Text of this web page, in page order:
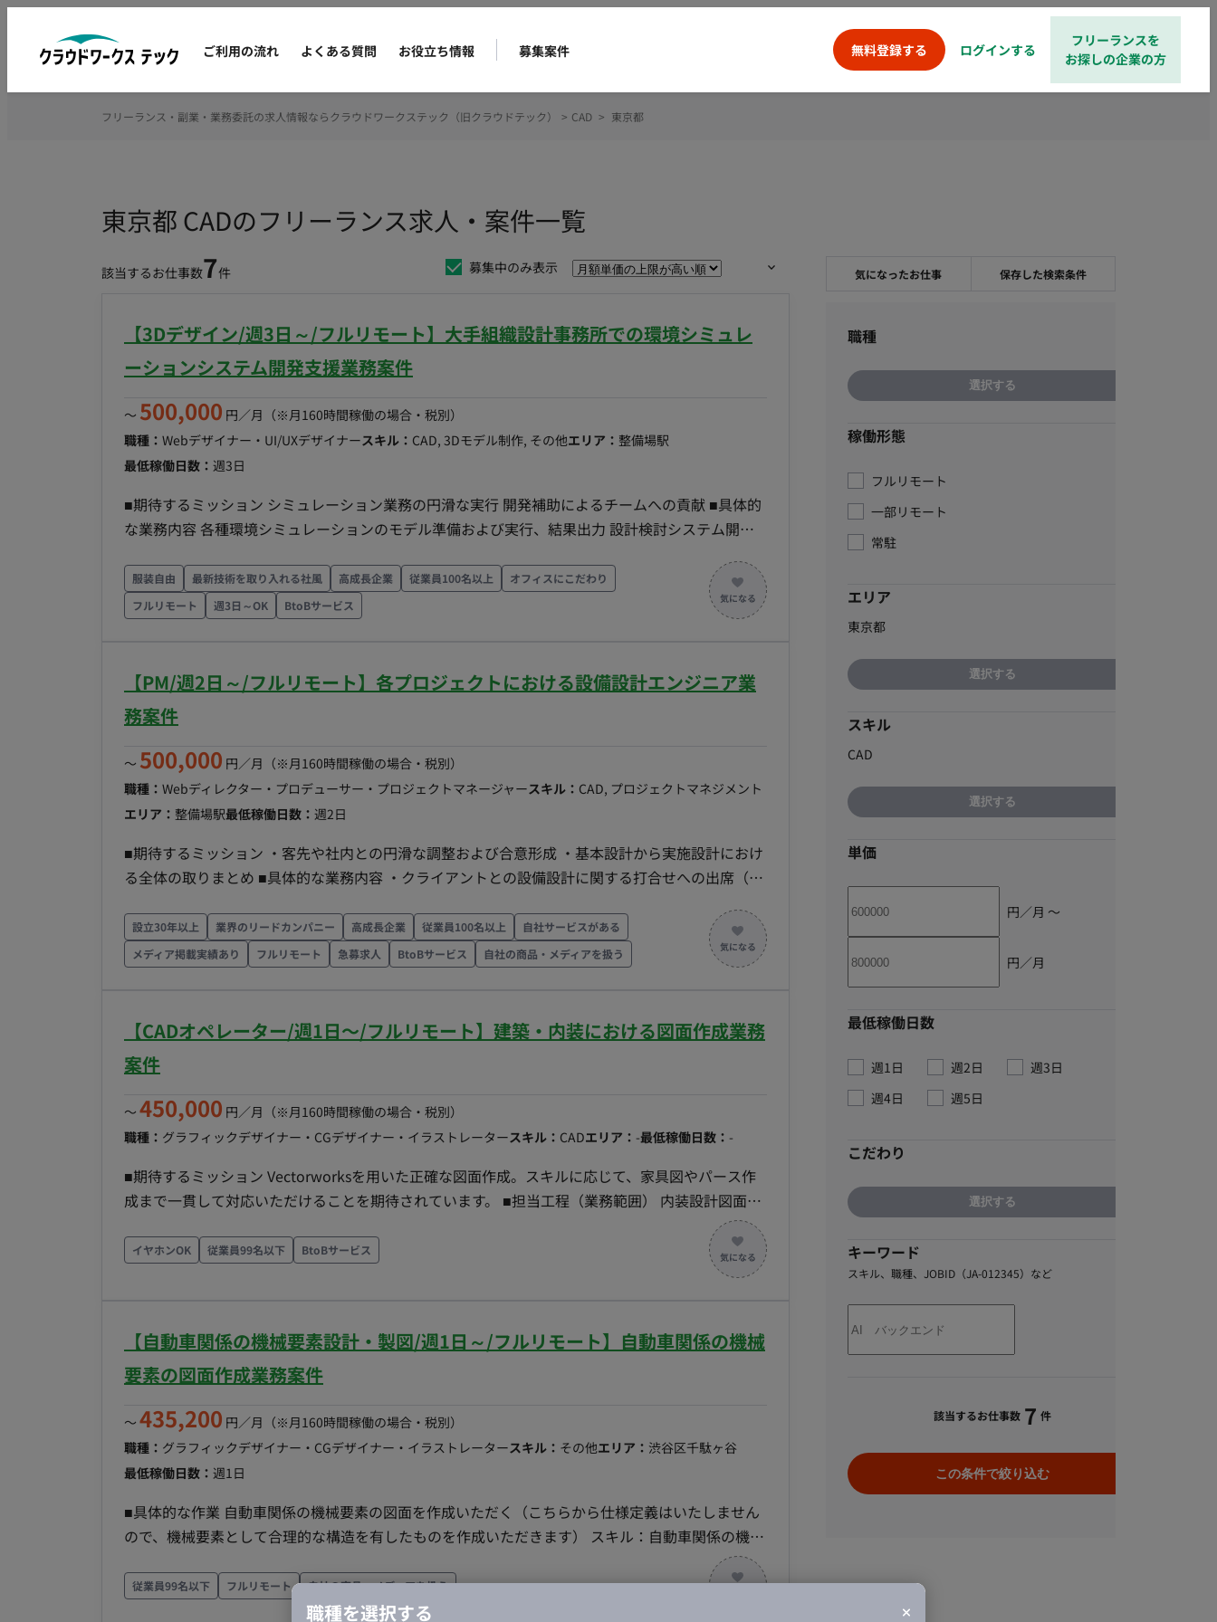
ご利用の流れ よくある質問 お役立ち情報 募集案件 無料登録する ログインする
フリーランスを
お探しの企業の方
東京都 CADのフリーランス求人・案件一覧
該当するお仕事数7件 募集中のみ表示
【3Dデザイン/週3日～/フルリモート】大手組織設計事務所での環境シミュレ
ーションシステム開発支援業務案件
〜 500,000 円／月 （※月160時間稼働の場合・税別）
職種： Webデザイナー・UI/UXデザイナースキル： CAD, 3Dモデル制作, その他エリア： 整備場駅
最低稼働日数： 週3日
■期待するミッション シミュレーション業務の円滑な実行 開発補助によるチームへの貢献 ■具体的
な業務内容 各種環境シミュレーションのモデル準備および実行、結果出力 設計検討システム開発
服装自由 最新技術を取り入れる社風 高成長企業 従業員100名以上
オフィスにこだわり
フルリモート
週3日～OK BtoBサービス
【PM/週2日～/フルリモート】各プロジェクトにおける設備設計エンジニア業
務案件
〜 500,000 円／月 （※月160時間稼働の場合・税別）
職種： Webディレクター・プロデューサー・プロジェクトマネージャースキル： CAD, プロジェクトマネジメント
エリア： 整備場駅最低稼働日数： 週2日
■期待するミッション ・客先や社内との円滑な調整および合意形成 ・基本設計から実施設計におけ
る全体の取りまとめ ■具体的な業務内容 ・クライアントとの設備設計に関する打合せへの出席（対
面のチェック
設立30年以上 業界のリードカンパニー 高成長企業 従業員100名以上
自社サービスがある
メディア掲載実績あり
フルリモート 急募求人 BtoBサービス 自社の商品・メディアを扱う
【CADオペレーター/週1日〜/フルリモート】建築・内装における図面作成業務
案件
〜 450,000 円／月 （※月160時間稼働の場合・税別）
職種： グラフィックデザイナー・CGデザイナー・イラストレータースキル： CADエリア： -最低稼働日数： -
■期待するミッション Vectorworksを用いた正確な図面作成。スキルに応じて、家具図やパース作
成まで一貫して対応いただけることを期待されています。 ■担当工程（業務範囲） 内装設計図面の
基づいた図面作成ですが、チェックバックを受けての修正対応が中心となります。 ■チーム体制 自
の稼働開始を希望。 ■案件の魅力 柔軟な働き方： フルリモートでの稼働が可能。 スキルの発揮：
ホテルのスイートルームやオーダーメイドキッチンなど、意匠性の高い案件に携われます。 ■リモ
回より可能 ■働き方 時短やフレックス可否： 可（月40時間〜など、細かな時間設定が可能） 土
日・夜間稼働可否： 要相談 週4以下稼働可否： 可（週1〜2日相当の稼働から相談可能） ■金額 時
給単価 スキル・稼働量により調整
イヤホンOK 従業員99名以下 BtoBサービス
【自動車関係の機械要素設計・製図/週1日～/フルリモート】自動車関係の機械
要素の図面作成業務案件
〜 435,200 円／月 （※月160時間稼働の場合・税別）
職種： グラフィックデザイナー・CGデザイナー・イラストレータースキル： その他エリア： 渋谷区千駄ヶ谷
最低稼働日数： 週1日
■具体的な作業 自動車関係の機械要素の図面を作成いただく（こちらから仕様定義はいたしません
ので、機械要素として合理的な構造を有したものを作成いただきます） スキル：自動車関係の機械
要素設計・製図のご経験 ツール：CADソフトウェアの指定はいたしません。ご自身でご所有のもの
をご使用ください。 提出物：2DのCADデータ（DXFやSTL等を想定） ■本案件の魅力 国のプロジェ
クトにおいて、日本の産業におけるAI活用を加速させるため、国産AIの開発を進めています。 皆様
従業員99名以下 フルリモート 自社の商品・メディアを扱う
気になったお仕事 保存した検索条件
職種
選択する
職種を選択する
稼働形態
フルリモート
一部リモート
常駐
エリア
東京都
選択する
スキル
CAD
選択する
単価
円／月 〜
円／月
最低稼働日数
週1日 週2日
週3日
週4日
週5日
こだわり
選択する
キーワード
スキル、職種、JOBID（JA-012345）など
該当するお仕事数 7 件
この条件で絞り込む
フリーランス・副業・業務委託の求人情報ならクラウドワークステック（旧クラウドテック） > CAD > 東京都